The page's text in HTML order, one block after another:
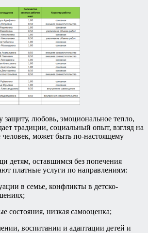
защиту, любовь, эмоциональное тепло,
традиции, социальный опыт, взгляд на
человек, может быть по-настоящему
оставшимся без попечения
платные услуги по направлениям:
в семье, конфликты в детско-
состояния, низкая самооценка;
воспитании и адаптации детей и